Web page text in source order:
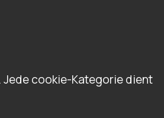
Jede cookie-Kategorie dient